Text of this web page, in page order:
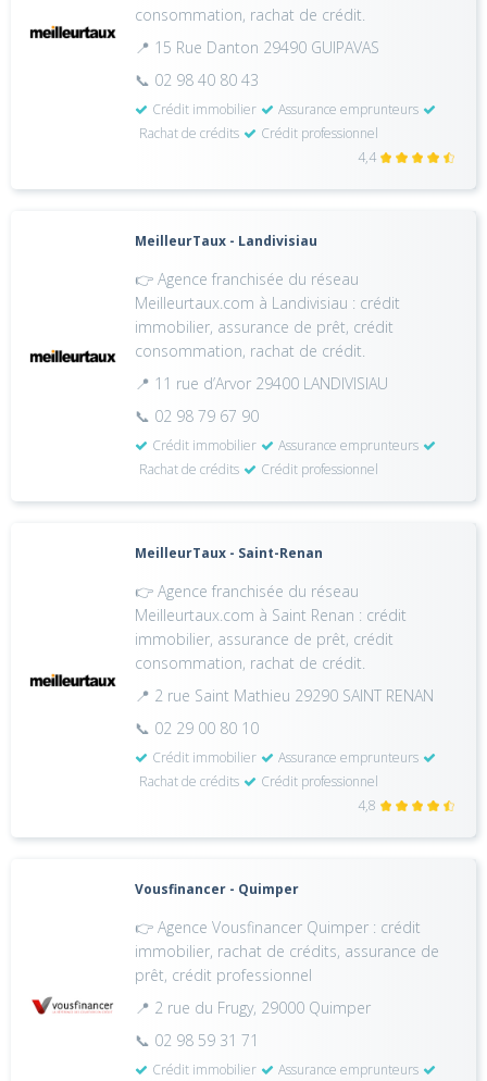
consommation, rachat de crédit.
📍 15 Rue Danton 29490 GUIPAVAS
📞 02 98 40 80 43
Crédit immobilier
Assurance emprunteurs
Rachat de crédits
Crédit professionnel
4,4
MeilleurTaux - Landivisiau
👉 Agence franchisée du réseau
Meilleurtaux.com à Landivisiau : crédit
immobilier, assurance de prêt, crédit
consommation, rachat de crédit.
📍 11 rue d’Arvor 29400 LANDIVISIAU
📞 02 98 79 67 90
Crédit immobilier
Assurance emprunteurs
Rachat de crédits
Crédit professionnel
MeilleurTaux - Saint-Renan
👉 Agence franchisée du réseau
Meilleurtaux.com à Saint Renan : crédit
immobilier, assurance de prêt, crédit
consommation, rachat de crédit.
📍 2 rue Saint Mathieu 29290 SAINT RENAN
📞 02 29 00 80 10
Crédit immobilier
Assurance emprunteurs
Rachat de crédits
Crédit professionnel
4,8
Vousfinancer - Quimper
👉 Agence Vousfinancer Quimper : crédit
immobilier, rachat de crédits, assurance de
prêt, crédit professionnel
📍 2 rue du Frugy, 29000 Quimper
📞 02 98 59 31 71
Crédit immobilier
Assurance emprunteurs